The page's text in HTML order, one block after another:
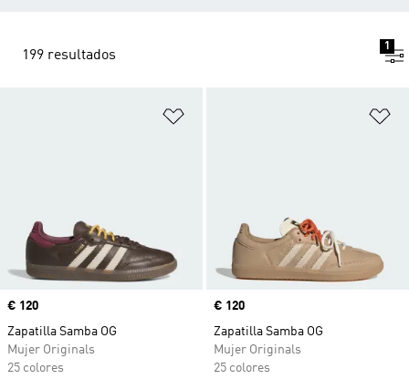
199 resultados
1
Precio
€ 120
Zapatilla Samba OG
Mujer Originals
25 colores
Precio
€ 120
Zapatilla Samba OG
Mujer Originals
25 colores